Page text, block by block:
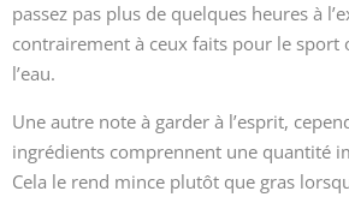
passez pas plus de quelques heures à
contrairement à ceux faits pour le sport
l’eau.
Une autre note à garder à l’esprit,
ingrédients comprennent une quantité
Cela le rend mince plutôt que gras